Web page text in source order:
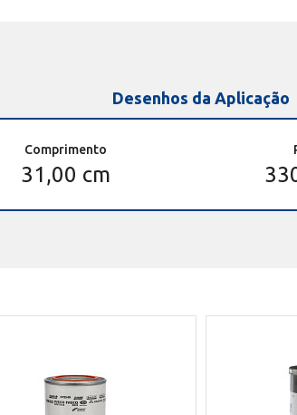
Desenhos da Aplicação
Comprimento
31,00 cm